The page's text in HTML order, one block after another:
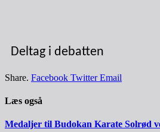
Deltag i debatten
Share. Facebook Twitter Email
Læs også
Medaljer til Budokan Karate Solrød